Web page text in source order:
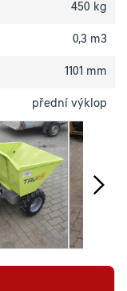
450 kg
0,3 m3
1101 mm
přední výklop